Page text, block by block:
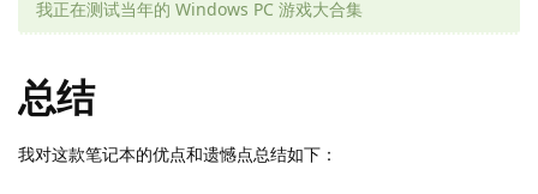
我正在测试当年的 Windows PC 游戏大合集
总结
我对这款笔记本的优点和遗憾点总结如下：